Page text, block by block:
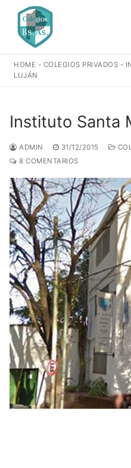
contenido
HOME - COLEGIOS PRIVADOS -
LUJÁN
Instituto Santa
ADMIN 31/12/2015
8 COMENTARIOS